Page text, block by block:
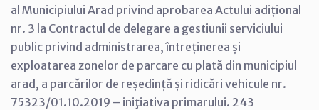
al Municipiului Arad privind aprobarea Actului adițional
nr. 3 la Contractul de delegare a gestiunii serviciului
public privind administrarea, întreținerea și
exploatarea zonelor de parcare cu plată din municipiul
arad, a parcărilor de reședință și ridicări vehicule nr.
75323/01.10.2019 – iniţiativa primarului. 243